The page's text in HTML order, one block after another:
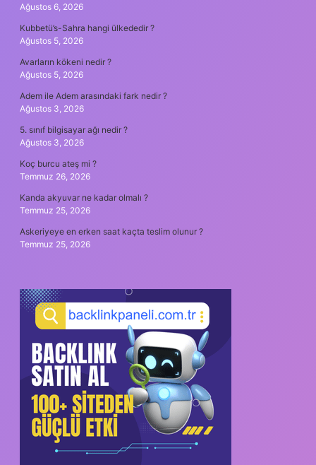
Ağustos 6, 2026
Kubbetü’s-Sahra hangi ülkededir ?
Ağustos 5, 2026
Avarların kökeni nedir ?
Ağustos 5, 2026
Adem ile Adem arasındaki fark nedir ?
Ağustos 3, 2026
5. sınıf bilgisayar ağı nedir ?
Ağustos 3, 2026
Koç burcu ateş mi ?
Temmuz 26, 2026
Kanda akyuvar ne kadar olmalı ?
Temmuz 25, 2026
Askeriyeye en erken saat kaçta teslim olunur ?
Temmuz 25, 2026